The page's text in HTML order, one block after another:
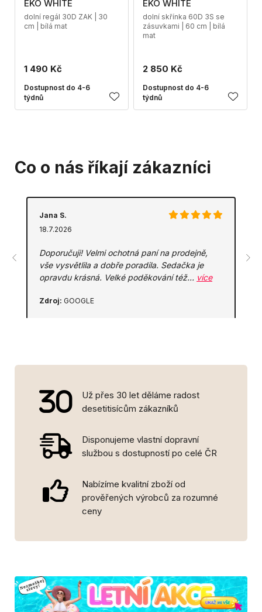
EKO WHITE
dolní regál 30D ZAK | 30
cm | bílá mat
1 490 Kč
Dostupnost do 4-6
týdnů
EKO WHITE
dolní skřínka 60D 3S se
zásuvkami | 60 cm | bílá
mat
2 850 Kč
Dostupnost do 4-6
týdnů
Co o nás říkají zákazníci
Jana S.
18.7.2026
Doporučuji! Velmi ochotná paní na prodejně,
vše vysvětlila a dobře poradila. Sedačka je
opravdu krásná. Velké poděkování též… více
Zdroj: GOOGLE
Už přes 30 let děláme radost
desetitisícům zákazníků
Disponujeme vlastní dopravní
službou s dostupností po celé ČR
Nabízíme kvalitní zboží od
prověřených výrobců za rozumné
ceny